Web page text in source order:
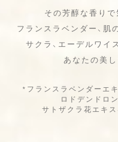
その芳醇な香り
フランスラベンダー、 肌
サクラ、エーデルワイ
あなたの美し
*フランスラベンダーエ
ロドデンドロ
サトザクラ花エキス